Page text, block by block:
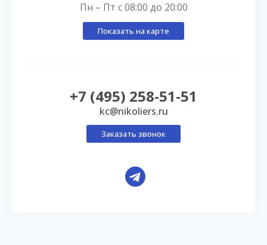
Пн – Пт с 08:00 до 20:00
Показать на карте
+7 (495) 258-51-51
kc@nikoliers.ru
Заказать звонок